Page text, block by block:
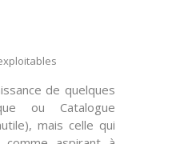
de quelques
ou Catalogue
mais celle qui